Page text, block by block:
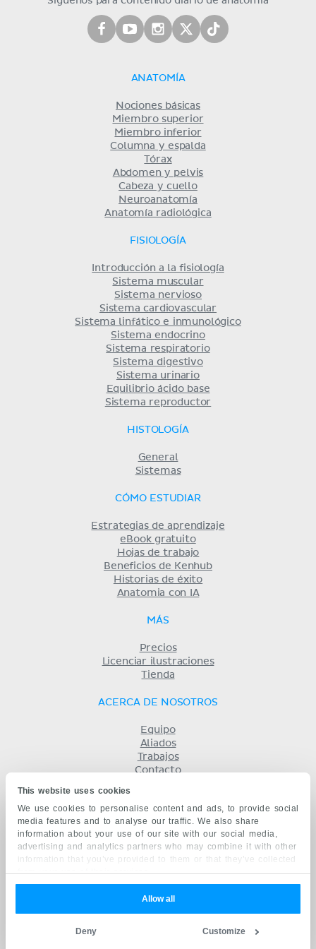
This website uses cookies
We use cookies to personalise content and ads, to provide social
media features and to analyse our traffic. We also share
information about your use of our site with our social media,
advertising and analytics partners who may combine it with other
information that you’ve provided to them or that they’ve collected
from your use of their services.
Allow all
Customize
Deny
ANATOMÍA
Nociones básicas
Miembro superior
Miembro inferior
Columna y espalda
Tórax
Abdomen y pelvis
Cabeza y cuello
Neuroanatomía
Anatomía radiológica
FISIOLOGÍA
Introducción a la fisiología
Sistema muscular
Sistema nervioso
Sistema cardiovascular
Sistema linfático e inmunológico
Sistema endocrino
Sistema respiratorio
Sistema digestivo
Sistema urinario
Equilibrio ácido base
Sistema reproductor
HISTOLOGÍA
General
Sistemas
CÓMO ESTUDIAR
Estrategias de aprendizaje
eBook gratuito
Hojas de trabajo
Beneficios de Kenhub
Historias de éxito
Anatomia con IA
MÁS
Precios
Licenciar ilustraciones
Tienda
ACERCA DE NOSOTROS
Equipo
Aliados
Trabajos
Contacto
Términos y condiciones
Privacidad
KENHUB EN...
English
русский